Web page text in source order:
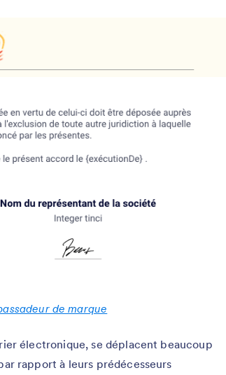
de marque
électronique, se déplacent beaucoup
rapport à leurs prédécesseurs